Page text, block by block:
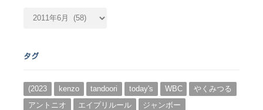
カ
ブ
タグ
(2023 kenzo tandoori today's WBC
やくみつる
アントニオ
エイプリルール
ジャンボー